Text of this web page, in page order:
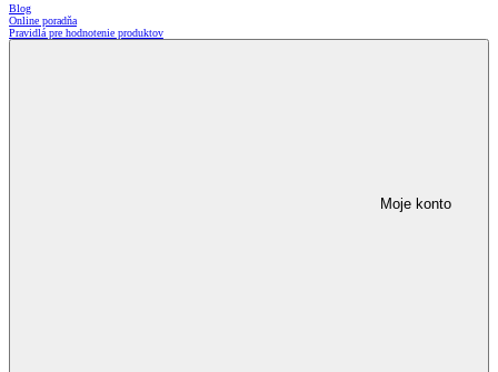
Blog
Online poradňa
Pravidlá pre hodnotenie produktov
Moje konto